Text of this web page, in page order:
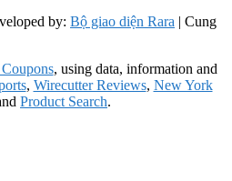
by: Bộ giao diện Rara | Cung
, using data, information and
, Wirecutter Reviews, New York
Product Search.